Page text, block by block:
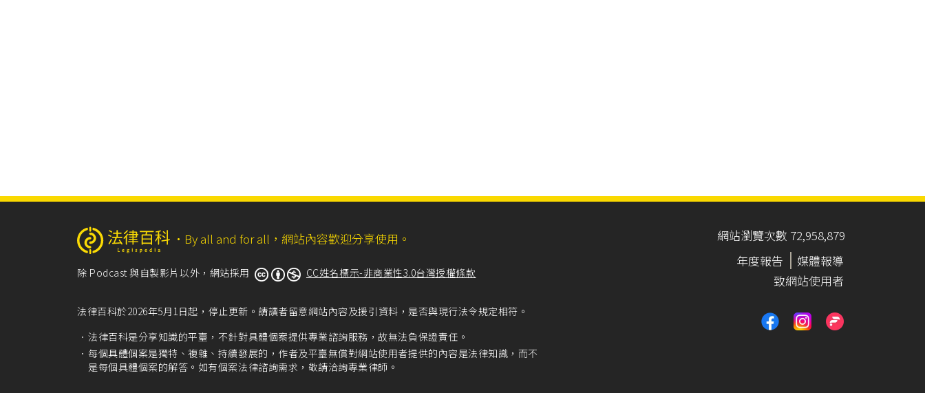
‧ By all and for all，網站內容歡迎分享使用。
除 Podcast 與自製影片以外，網站採用 CC姓名標示-非商業性3.0台灣授權條款
法律百科於2026年5月1日起，停止更新。請讀者留意網站內容及援引資料，是否與現行法令規定相符。
法律百科是分享知識的平臺，不針對具體個案提供專業諮詢服務，故無法負保證責任。
每個具體個案是獨特、複雜、持續發展的，作者及平臺無償對網站使用者提供的內容是法律知識，而不
是每個具體個案的解答。如有個案法律諮詢需求，敬請洽詢專業律師。
網站瀏覽次數 72,958,879
年度報告
媒體報導
致網站使用者